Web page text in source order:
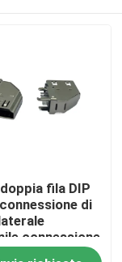
fila DIP
di
connessione
HDMI